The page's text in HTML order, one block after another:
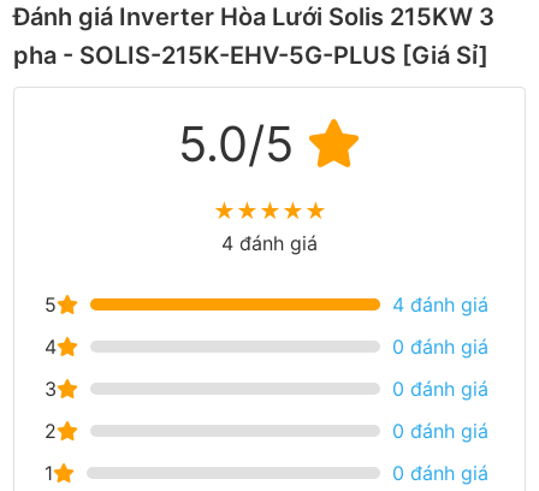
Đánh giá Inverter Hòa Lưới Solis 215KW 3
pha - SOLIS-215K-EHV-5G-PLUS [Giá Sỉ]
5.0/5
★★★★★
4 đánh giá
5
4 đánh giá
4
0 đánh giá
3
0 đánh giá
2
0 đánh giá
1
0 đánh giá